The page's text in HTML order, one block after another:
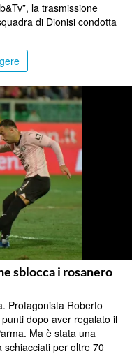
la trasmissione
di Dionisi condotta
sblocca i rosanero
Protagonista Roberto
dopo aver regalato il
Ma è stata una
per oltre 70